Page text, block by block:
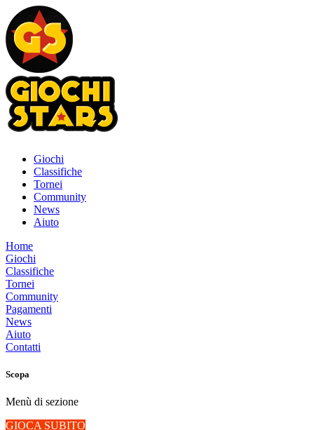
Giochi
Classifiche
Tornei
Community
News
Aiuto
Home
Giochi
Classifiche
Tornei
Community
Pagamenti
News
Aiuto
Contatti
Scopa
Menù di sezione
GIOCA SUBITO